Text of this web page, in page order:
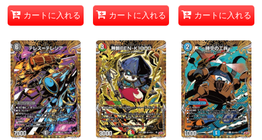
カートに入れる カートに入れる カートに入れる